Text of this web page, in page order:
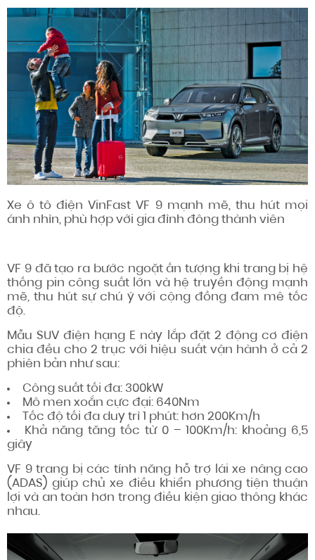
Xe ô tô điện VinFast VF 9 mạnh mẽ, thu hút mọi
ánh nhìn, phù hợp với gia đình đông thành viên
VF 9 đã tạo ra bước ngoặt ấn tượng khi trang bị hệ
thống pin công suất lớn và hệ truyền động mạnh
mẽ, thu hút sự chú ý với cộng đồng đam mê tốc
độ.
Mẫu SUV điện hạng E này lắp đặt 2 động cơ điện
chia đều cho 2 trục với hiệu suất vận hành ở cả 2
phiên bản như sau:
Công suất tối đa: 300kW
Mô men xoắn cực đại: 640Nm
Tốc độ tối đa duy trì 1 phút: hơn 200Km/h
Khả năng tăng tốc từ 0 – 100Km/h: khoảng 6,5
giây
VF 9 trang bị các tính năng hỗ trợ lái xe nâng cao
(ADAS) giúp chủ xe điều khiển phương tiện thuận
lợi và an toàn hơn trong điều kiện giao thông khác
nhau.